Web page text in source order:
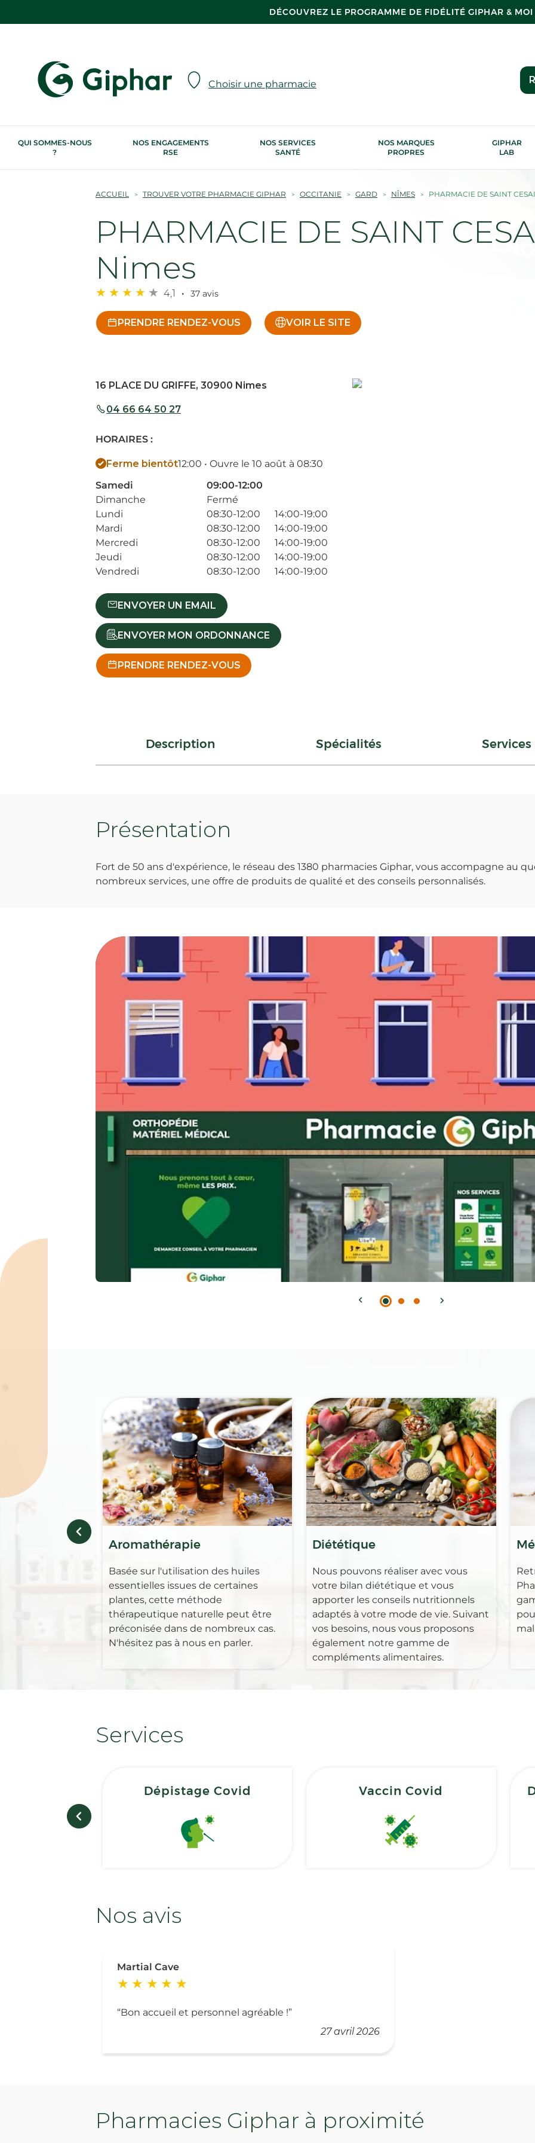
DÉCOUVREZ LE PROGRAMME DE FIDÉLITÉ GIPHAR & MOI
Choisir une pharmacie
QUI SOMMES-NOUS
?
NOS ENGAGEMENTS
RSE
NOS SERVICES
SANTÉ
NOS MARQUES
PROPRES
GIPHAR
LAB
ACCUEIL TROUVER VOTRE PHARMACIE GIPHAR OCCITANIE GARD NÎMES PHARMACIE DE SAINT
PHARMACIE DE SAINT
Nimes
4,1 37 avis
PRENDRE RENDEZ-VOUS VOIR LE SITE
16 PLACE DU GRIFFE, 30900 Nimes
04 66 64 50 27
HORAIRES :
Ferme bientôt12:00 • Ouvre le 10 août à 08:30
Samedi
09:00-12:00
Dimanche
Fermé
Lundi
08:30-12:00
14:00-19:00
Mardi
08:30-12:00
14:00-19:00
Mercredi
08:30-12:00
14:00-19:00
Jeudi
08:30-12:00
14:00-19:00
Vendredi
08:30-12:00 14:00-19:00
ENVOYER UN EMAIL
ENVOYER MON ORDONNANCE
PRENDRE RENDEZ-VOUS
Description Spécialités Services
Présentation
Fort de 50 ans d'expérience, le réseau des 1380 pharmacies Giphar, vous accompagne au
nombreux services, une offre de produits de qualité et des conseils personnalisés.
Aromathérapie
Basée sur l'utilisation des huiles
essentielles issues de certaines
plantes, cette méthode
thérapeutique naturelle peut être
préconisée dans de nombreux cas.
N'hésitez pas à nous en parler.
Diététique
Nous pouvons réaliser avec vous
votre bilan diététique et vous
apporter les conseils nutritionnels
adaptés à votre mode de vie. Suivant
vos besoins, nous vous proposons
également notre gamme de
compléments alimentaires.
Services
Dépistage Covid Vaccin Covid
Nos avis
Martial Cave
27 avril 2026
Bon accueil et personnel agréable !
Pharmacies Giphar à proximité